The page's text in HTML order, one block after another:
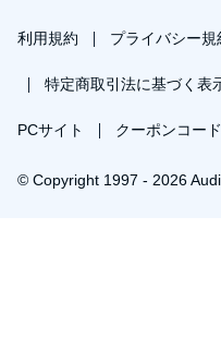
利用規約 プライバシー規
特定商取引法に基づく表
PCサイト クーポンコー
© Copyright 1997 - 2026